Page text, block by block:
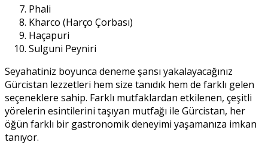
Phali
Kharco (Harço Çorbası)
Haçapuri
Sulguni Peyniri
Seyahatiniz boyunca deneme şansı yakalayacağınız
Gürcistan lezzetleri hem size tanıdık hem de farklı gelen
seçeneklere sahip. Farklı mutfaklardan etkilenen, çeşitli
yörelerin esintilerini taşıyan mutfağı ile Gürcistan, her
öğün farklı bir gastronomik deneyimi yaşamanıza imkan
tanıyor.